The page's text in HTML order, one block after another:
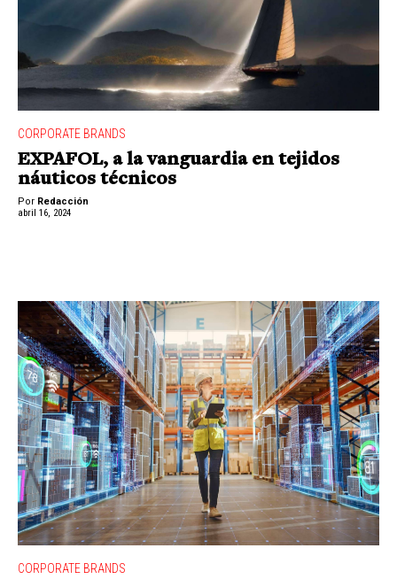
CORPORATE BRANDS
EXPAFOL, a la vanguardia en tejidos
náuticos técnicos
Por Redacción
abril 16, 2024
CORPORATE BRANDS